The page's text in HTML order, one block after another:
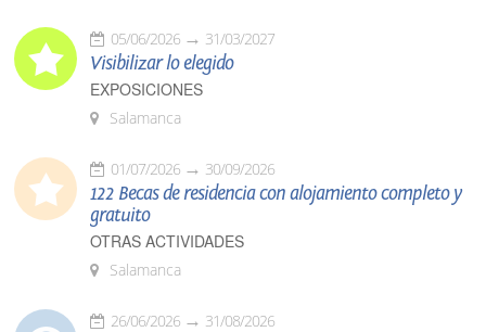
05/06/2026 31/03/2027
Visibilizar lo elegido
EXPOSICIONES
Salamanca
01/07/2026 30/09/2026
122 Becas de residencia con alojamiento completo y
gratuito
OTRAS ACTIVIDADES
Salamanca
26/06/2026 31/08/2026